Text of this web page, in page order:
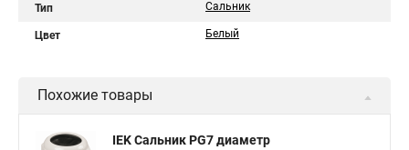
Тип Сальник
Цвет Белый
Похожие товары
IEK Сальник PG7 диаметр